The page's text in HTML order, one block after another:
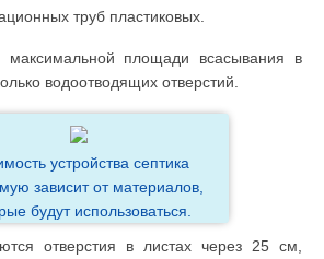
труб пластиковых.
максимальной площади всасывания в
водоотводящих отверстий.
устройства септика
зависит от материалов,
будут использоваться.
отверстия в листах через 25 см,